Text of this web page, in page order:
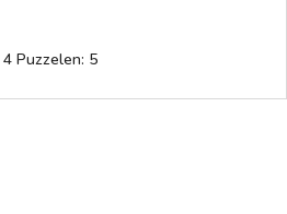
Puzzelen: 5